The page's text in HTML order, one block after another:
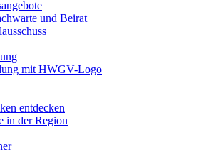
und Beirat
mit HWGV-Logo
entdecken
in der Region